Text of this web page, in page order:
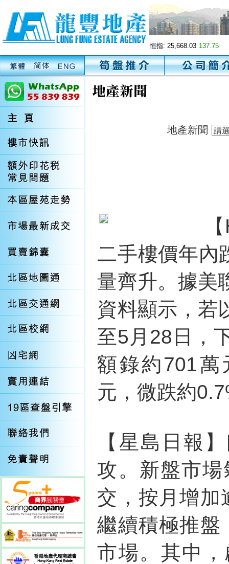
恒指: 25,668.03 137.75
地產新聞
二手樓價年內
量齊升。據美
資料顯示，若
至5月28日，
額錄約701萬
元，微跌約
【星島日報
攻。新盤市
交，按月增加
繼續積極推盤
市場。其中